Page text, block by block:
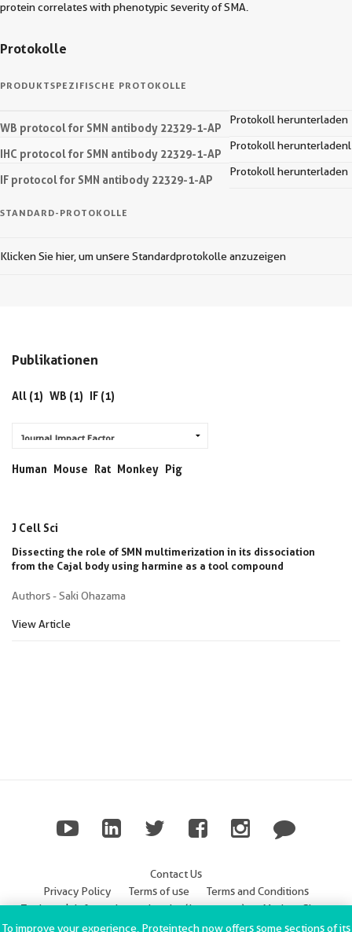
protein correlates with phenotypic severity of SMA.
Protokolle
PRODUKTSPEZIFISCHE PROTOKOLLE
WB protocol for SMN antibody 22329-1-AP
Protokoll herunterladen
IHC protocol for SMN antibody 22329-1-AP
Protokoll herunterladenl
IF protocol for SMN antibody 22329-1-AP
Protokoll herunterladen
STANDARD-PROTOKOLLE
Klicken Sie hier, um unsere Standardprotokolle anzuzeigen
Publikationen
All (1) WB (1) IF (1)
Human Mouse Rat Monkey Pig
J Cell Sci
Dissecting the role of SMN multimerization in its dissociation
from the Cajal body using harmine as a tool compound
Authors - Saki Ohazama
View Article
Contact Us
Privacy Policy
Terms of use
Terms and Conditions
Trademark Information
Imprint (Impressum)
Modern Slavery
Statement
To improve your experience, Proteintech now offers some sections of its